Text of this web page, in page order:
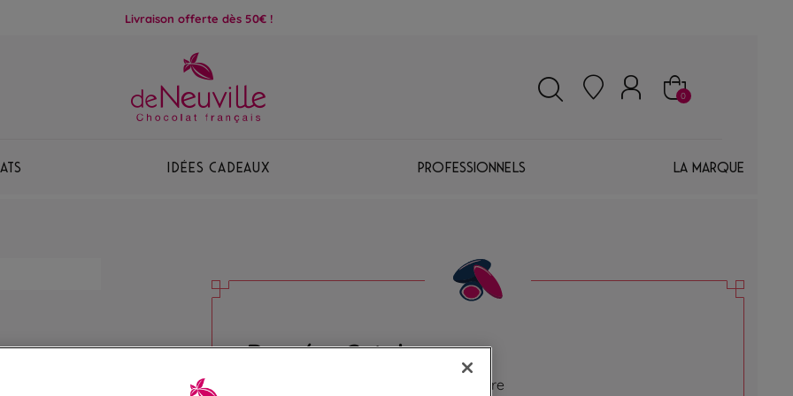
Livraison offerte dès 50€ !
0
Idées Cadeaux Professionnels La marque
Dragées Catalanes
Amandes Catalanes enrobées de sucre